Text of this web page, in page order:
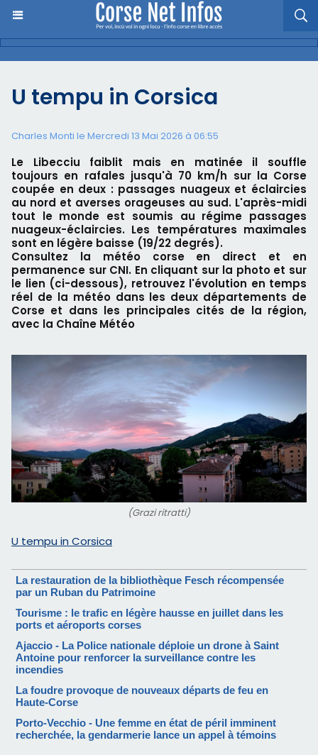
U tempu in Corsica
Charles Monti le Mercredi 13 Mai 2026 à 06:55
Le Libecciu faiblit mais en matinée il souffle
toujours en rafales jusqu'à 70 km/h sur la Corse
coupée en deux : passages nuageux et éclaircies
au nord et averses orageuses au sud. L'après-midi
tout le monde est soumis au régime passages
nuageux-éclaircies. Les températures maximales
sont en légère baisse (19/22 degrés).
Consultez la météo corse en direct et en
permanence sur CNI. En cliquant sur la photo et sur
le lien (ci-dessous), retrouvez l'évolution en temps
réel de la météo dans les deux départements de
Corse et dans les principales cités de la région,
avec la Chaîne Météo
(Grazi ritratti)
U tempu in Corsica
La restauration de la bibliothèque Fesch récompensée
par un Ruban du Patrimoine
Tourisme : le trafic en légère hausse en juillet dans les
ports et aéroports corses
Ajaccio - La Police nationale déploie un drone à Saint
Antoine pour renforcer la surveillance contre les
incendies
La foudre provoque de nouveaux départs de feu en
Haute-Corse
Porto-Vecchio - Une femme en état de péril imminent
recherchée, la gendarmerie lance un appel à témoins